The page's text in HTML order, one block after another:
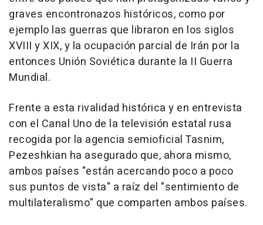
graves encontronazos históricos, como por
ejemplo las guerras que libraron en los siglos
XVIII y XIX, y la ocupación parcial de Irán por la
entonces Unión Soviética durante la II Guerra
Mundial.
Frente a esta rivalidad histórica y en entrevista
con el Canal Uno de la televisión estatal rusa
recogida por la agencia semioficial Tasnim,
Pezeshkian ha asegurado que, ahora mismo,
ambos países "están acercando poco a poco
sus puntos de vista" a raíz del "sentimiento de
multilateralismo" que comparten ambos países.